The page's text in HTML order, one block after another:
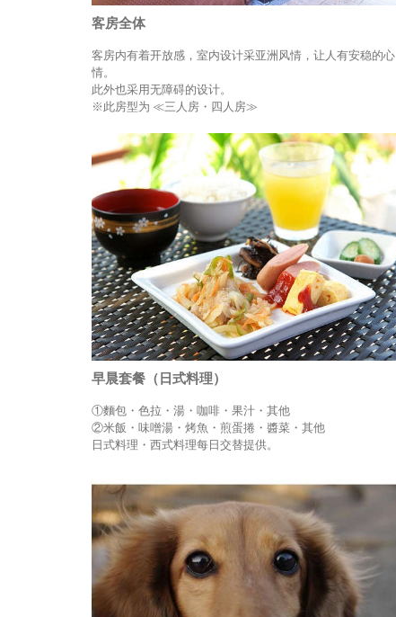
客房全体
客房内有着开放感，室内设计采亚洲风情，让人有安稳的心
情。
此外也采用无障碍的设计。
※此房型为 ≪三人房・四人房≫
早晨套餐（日式料理）
①麵包・色拉・湯・咖啡・果汁・其他
②米飯・味噌湯・烤魚・煎蛋捲・醬菜・其他
日式料理・西式料理每日交替提供。